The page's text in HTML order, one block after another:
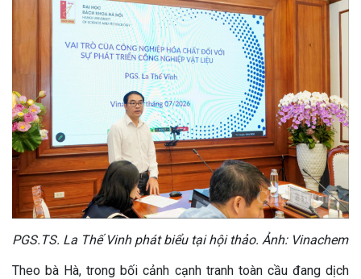
PGS.TS. La Thế Vinh phát biểu tại hội thảo. Ảnh: Vinachem
Theo bà Hà, trong bối cảnh cạnh tranh toàn cầu đang dịch